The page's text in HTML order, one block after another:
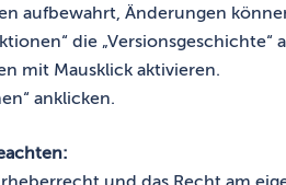
aufbewahrt, Änderungen
die „Versionsgeschichte“
mit Mausklick aktivieren.
anklicken.